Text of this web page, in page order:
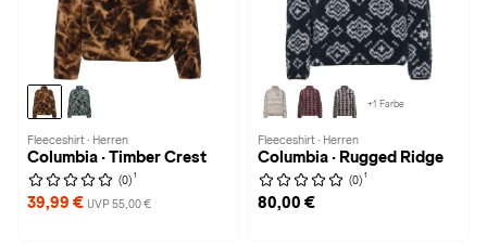
Fleeceshirt · Herren
Columbia · Timber Crest
(0) 1
39,99 € UVP 55,00 €
+1 Farbe
Fleeceshirt · Herren
Columbia · Rugged Ridge
(0) 1
80,00 €